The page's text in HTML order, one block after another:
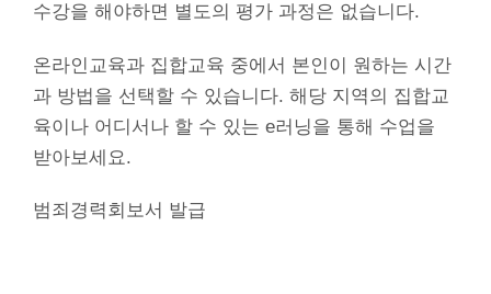
수강을 해야하면 별도의 평가 과정은 없습니다.
온라인교육과 집합교육 중에서 본인이 원하는 시간
과 방법을 선택할 수 있습니다. 해당 지역의 집합교
육이나 어디서나 할 수 있는 e러닝을 통해 수업을
받아보세요.
범죄경력회보서 발급